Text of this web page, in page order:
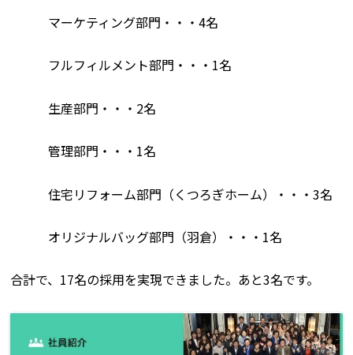
マーケティング部門・・・4名
フルフィルメント部門・・・1名
生産部門・・・2名
管理部門・・・1名
住宅リフォーム部門（くつろぎホーム）・・・3名
オリジナルバッグ部門（羽倉）・・・1名
合計で、17名の採用を実現できました。あと3名です。